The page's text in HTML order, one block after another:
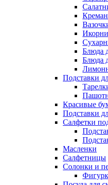
Блюда
Блюда
Подставки
Красивые
Подставки
Салфетки
Масленки
Салфетницы
Солонки и